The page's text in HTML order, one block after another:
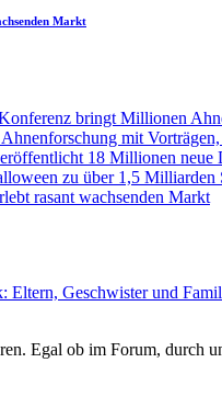
Markt
bringt Millionen
mit
18 Millionen neue
zu über 1,5 Milliarden
rasant wachsenden Markt
Geschwister und
Egal ob im Forum, durch